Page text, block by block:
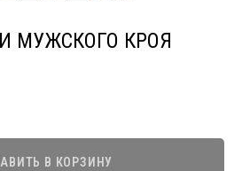
МУЖСКОГО КРОЯ
В КОРЗИНУ